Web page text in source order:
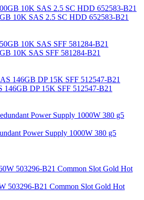
10K SAS 2.5 SC HDD 652583-B21
10K SAS SFF 581284-B21
146GB DP 15K SFF 512547-B21
Power Supply 1000W 380 g5
503296-B21 Common Slot Gold Hot